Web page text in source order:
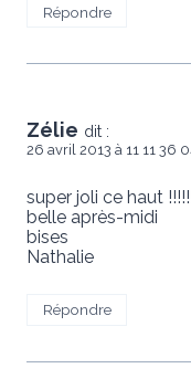
Répondre
Zélie dit :
26 avril 2013 à 11 11 36
super joli ce haut
belle après-midi
bises
Nathalie
Répondre